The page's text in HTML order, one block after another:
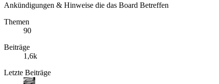
Ankündigungen & Hinweise die das Board Betreffen
Themen
90
Beiträge
1,6k
Letzte Beiträge